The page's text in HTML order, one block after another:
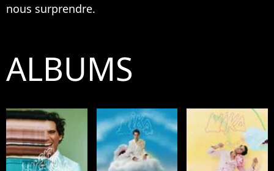
nous surprendre.
ALBUMS